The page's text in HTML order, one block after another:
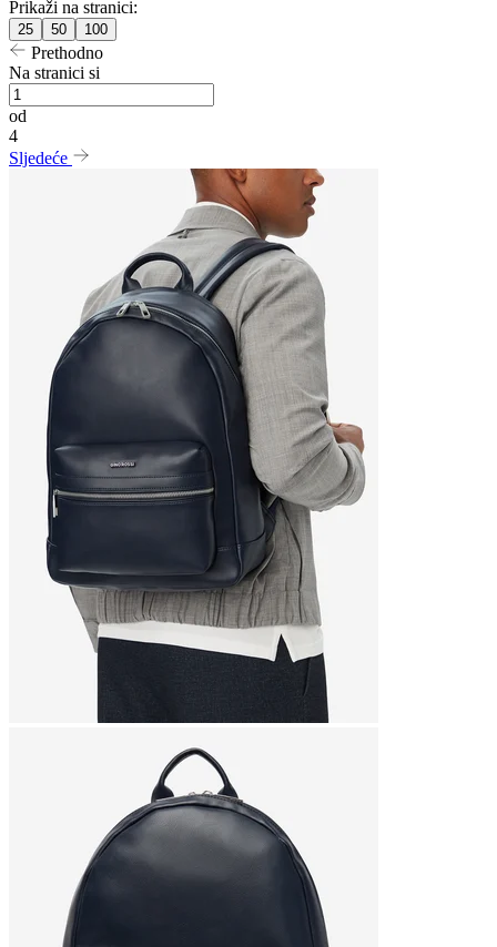
Prikaži na stranici:
25 50 100
Prethodno
Na stranici si
od
4
Sljedeće